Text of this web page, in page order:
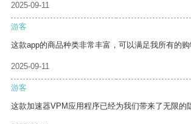
2025-09-11
游客
这款app的商品种类非常丰富，可以满足我所有的购
2025-09-11
游客
这款加速器VPM应用程序已经为我们带来了无限的